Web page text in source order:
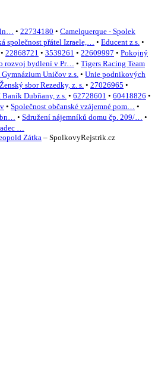
• 22734180 • Camelquerque - Spolek
společnost přátel Izraele,… • Educent z.s. •
• 22868721 • 3539261 • 22609997 • Pokojný
rozvoj bydlení v Pr… • Tigers Racing Team
Uničov z.s. • Unie podnikových
Ženský sbor Rezedky, z. s. • 27026965 •
Baník Dubňany, z.s. • 62728601 • 60418826 •
• Společnost občanské vzájemné pom… •
• Sdružení nájemníků domu čp. 209/… •
…
Zátka– SpolkovyRejstrik.cz